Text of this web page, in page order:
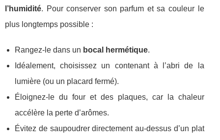
l’humidité. Pour conserver son parfum et sa couleur le
plus longtemps possible :
Rangez-le dans un bocal hermétique.
Idéalement, choisissez un contenant à l’abri de la
lumière (ou un placard fermé).
Éloignez-le du four et des plaques, car la chaleur
accélère la perte d’arômes.
Évitez de saupoudrer directement au-dessus d’un plat